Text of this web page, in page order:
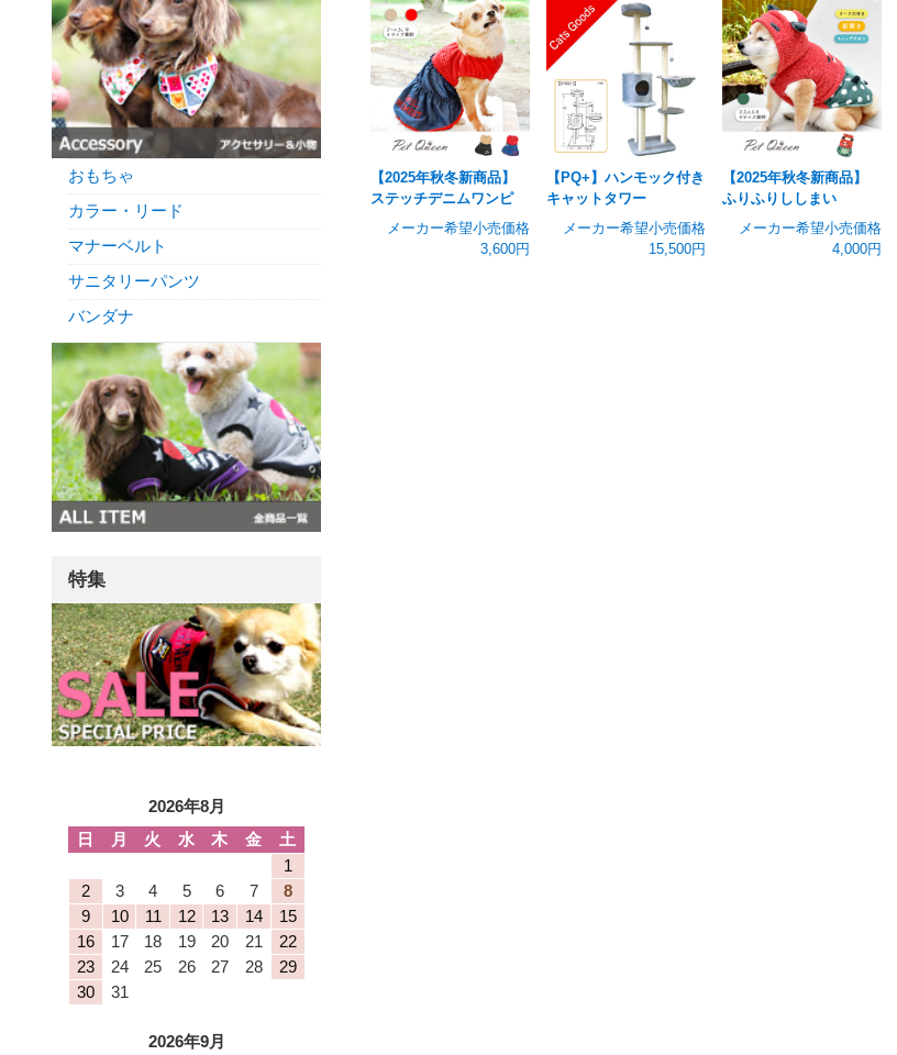
【2025年秋冬新商品】
ステッチデニムワンピ
メーカー希望小売価格
3,600円
【PQ+】ハンモック付き
キャットタワー
メーカー希望小売価格
15,500円
【2025年秋冬新商品】
ふりふりししまい
メーカー希望小売価格
4,000円
おもちゃ
カラー・リード
マナーベルト
サニタリーパンツ
バンダナ
特集
2026年8月
日
月 火 水 木 金
土
1
2
3 4 5 6 7
8
9
10 11 12 13 14
15
16
17 18 19 20 21
22
23
24 25 26 27 28
29
30
31
2026年9月